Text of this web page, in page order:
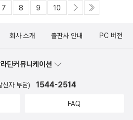
7 8 9 10
회사 소개 출판사 안내 PC 버전
딘커뮤니케이션
신자 부담) 1544-2514
FAQ